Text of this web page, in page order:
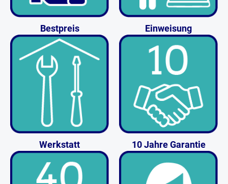
Bestpreis Einweisung
Werkstatt 10 Jahre Garantie